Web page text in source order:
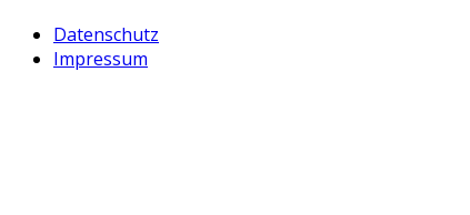
Datenschutz
Impressum